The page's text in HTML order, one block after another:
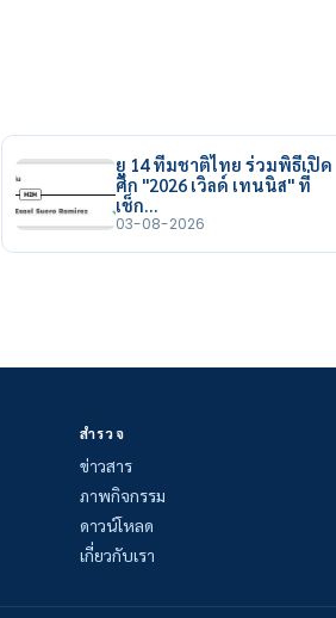
ยู 14 ทีมชาติไทย ร่วมพิธีเปิด
ศึก "2026 เวิลด์ เทนนิส" ที่
เช็ก…
03-08-2026
สำรวจ
ข่าวสาร
ภาพกิจกรรม
ดาวน์โหลด
เกี่ยวกับเรา